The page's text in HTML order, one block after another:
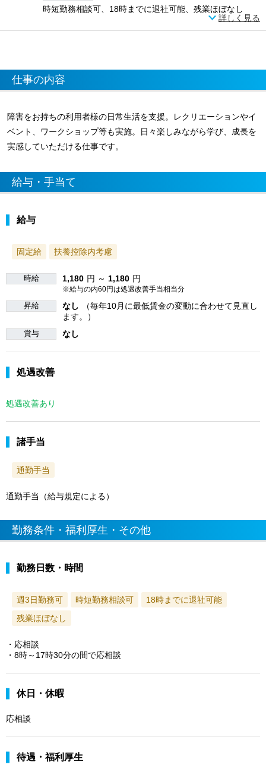
時短勤務相談可、18時までに退社可能、残業ほぼなし
詳しく見る
仕事の内容
障害をお持ちの利用者様の日常生活を支援。レクリエーションやイ
ベント、ワークショップ等も実施。日々楽しみながら学び、成長を
実感していただける仕事です。
給与・手当て
給与
固定給 扶養控除内考慮
時給 1,180 円 ～ 1,180 円
※給与の内60円は処遇改善手当相当分
昇給 なし
（毎年10月に最低賃金の変動に合わせて見直し
ます。）
賞与 なし
処遇改善
処遇改善あり
諸手当
通勤手当
通勤手当（給与規定による）
勤務条件・福利厚生・その他
勤務日数・時間
週3日勤務可 時短勤務相談可
18時までに退社可能
残業ほぼなし
・応相談
・8時～17時30分の間で応相談
休日・休暇
応相談
待遇・福利厚生